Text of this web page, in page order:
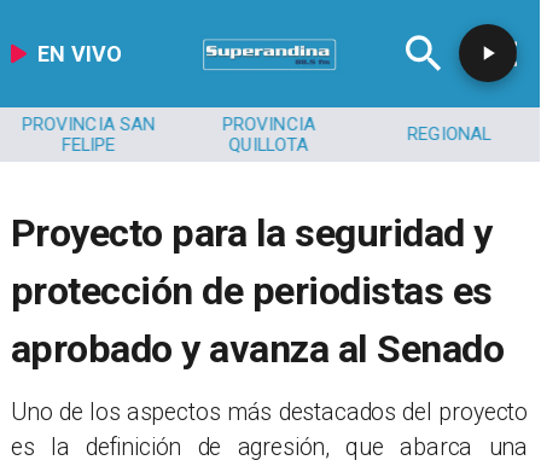
EN VIVO
PROVINCIA SAN
FELIPE
PROVINCIA
QUILLOTA
REGIONAL
Proyecto para la seguridad y
protección de periodistas es
aprobado y avanza al Senado
​Uno de los aspectos más destacados del proyecto
es la definición de agresión, que abarca una